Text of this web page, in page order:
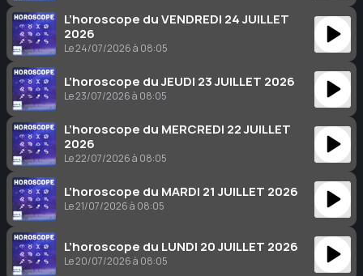
L’horoscope du VENDREDI 24 JUILLET
2026
Le 24/07/2026 à 08:05
L’horoscope du JEUDI 23 JUILLET 2026
Le 23/07/2026 à 08:05
L’horoscope du MERCREDI 22 JUILLET
2026
Le 22/07/2026 à 08:05
L’horoscope du MARDI 21 JUILLET 2026
Le 21/07/2026 à 08:05
L’horoscope du LUNDI 20 JUILLET 2026
Le 20/07/2026 à 08:05